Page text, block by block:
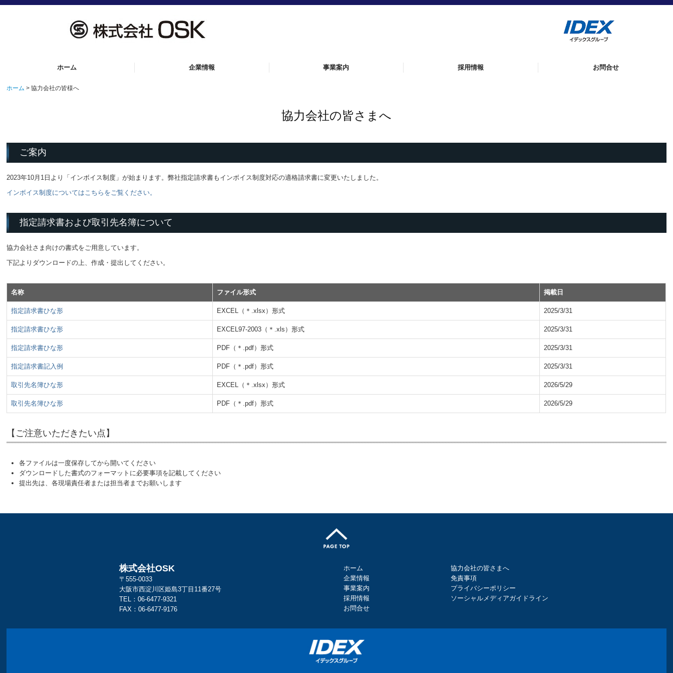
ホーム 企業情報 事業案内 採用情報 お問合せ
ホーム 協力会社の皆様へ
協力会社の皆さまへ
ご案内
2023年10月1日より「インボイス制度」が始まります。弊社指定請求書もインボイス制度対応の適格請求書に変更いたしました。
インボイス制度についてはこちらをご覧ください。
指定請求書および取引先名簿について
協力会社さま向けの書式をご用意しています。
下記よりダウンロードの上、作成・提出してください。
名称 ファイル形式 掲載日
指定請求書ひな形 EXCEL（＊.xlsx）形式 2025/3/31
指定請求書ひな形 EXCEL97-2003（＊.xls）形式 2025/3/31
指定請求書ひな形 PDF（＊.pdf）形式 2025/3/31
指定請求書記入例 PDF（＊.pdf）形式 2025/3/31
取引先名簿ひな形 EXCEL（＊.xlsx）形式 2026/5/29
取引先名簿ひな形 PDF（＊.pdf）形式 2026/5/29
【ご注意いただきたい点】
各ファイルは一度保存してから開いてください
ダウンロードした書式のフォーマットに必要事項を記載してください
提出先は、各現場責任者または担当者までお願いします
株式会社OSK
〒555-0033
大阪市西淀川区姫島3丁目11番27号
TEL： 06-6477-9321
FAX：06-6477-9176
ホーム
企業情報
事業案内
採用情報
お問合せ
協力会社の皆さまへ
免責事項
プライバシーポリシー
ソーシャルメディアガイドライン